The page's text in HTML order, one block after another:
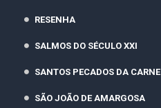
RESENHA
SALMOS DO SÉCULO XXI
SANTOS PECADOS DA CARNE
SÃO JOÃO DE AMARGOSA